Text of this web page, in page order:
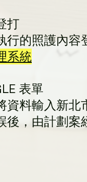
打
行的照護內容
系統
表單
資料輸入新北
後，由計劃案